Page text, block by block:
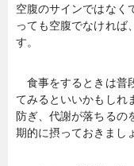
空腹のサインではなく
っても空腹でなければ
す。
食事をするときは普
てみるといいかもしれ
防ぎ、代謝が落ちるの
期的に摂っておきまし